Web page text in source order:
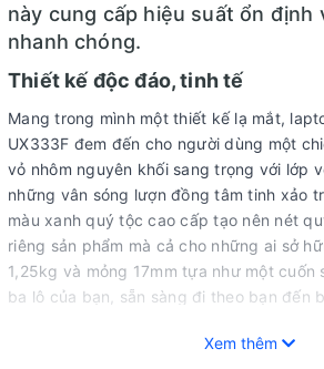
này cung cấp hiệu suất ổn định
nhanh chóng.
Thiết kế độc đáo, tinh tế
Mang trong mình một thiết kế lạ mắt,
UX333F đem đến cho người dùng một
vỏ nhôm nguyên khối sang trọng với lớp
những vân sóng lượn đồng tâm tinh xảo
màu xanh quý tộc cao cấp tạo nên nét
riêng sản phẩm mà cả cho những ai sở
1,25kg và mỏng 17mm tựa như một cuốn
ba lô của bạn, sẵn sàng đi theo bạn đến
Xem thêm